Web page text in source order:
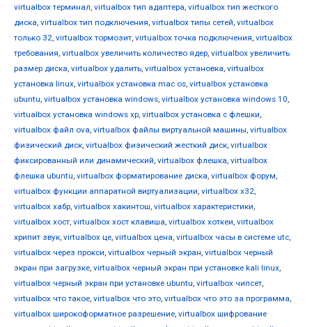
virtualbox терминал, virtualbox тип адаптера, virtualbox тип жесткого
диска, virtualbox тип подключения, virtualbox типы сетей, virtualbox
только 32, virtualbox тормозит, virtualbox точка подключения, virtualbox
требования, virtualbox увеличить количество ядер, virtualbox увеличить
размер диска, virtualbox удалить, virtualbox установка, virtualbox
установка linux, virtualbox установка mac os, virtualbox установка
ubuntu, virtualbox установка windows, virtualbox установка windows 10,
virtualbox установка windows xp, virtualbox установка с флешки,
virtualbox файл ova, virtualbox файлы виртуальной машины, virtualbox
физический диск, virtualbox физический жесткий диск, virtualbox
фиксированный или динамический, virtualbox флешка, virtualbox
флешка ubuntu, virtualbox форматирование диска, virtualbox форум,
virtualbox функции аппаратной виртуализации, virtualbox х32,
virtualbox хабр, virtualbox хакинтош, virtualbox характеристики,
virtualbox хост, virtualbox хост клавиша, virtualbox хоткеи, virtualbox
хрипит звук, virtualbox це, virtualbox цена, virtualbox часы в системе utc,
virtualbox через прокси, virtualbox черный экран, virtualbox черный
экран при загрузке, virtualbox черный экран при установке kali linux,
virtualbox черный экран при установке ubuntu, virtualbox чипсет,
virtualbox что такое, virtualbox что это, virtualbox что это за программа,
virtualbox широкоформатное разрешение, virtualbox шифрование